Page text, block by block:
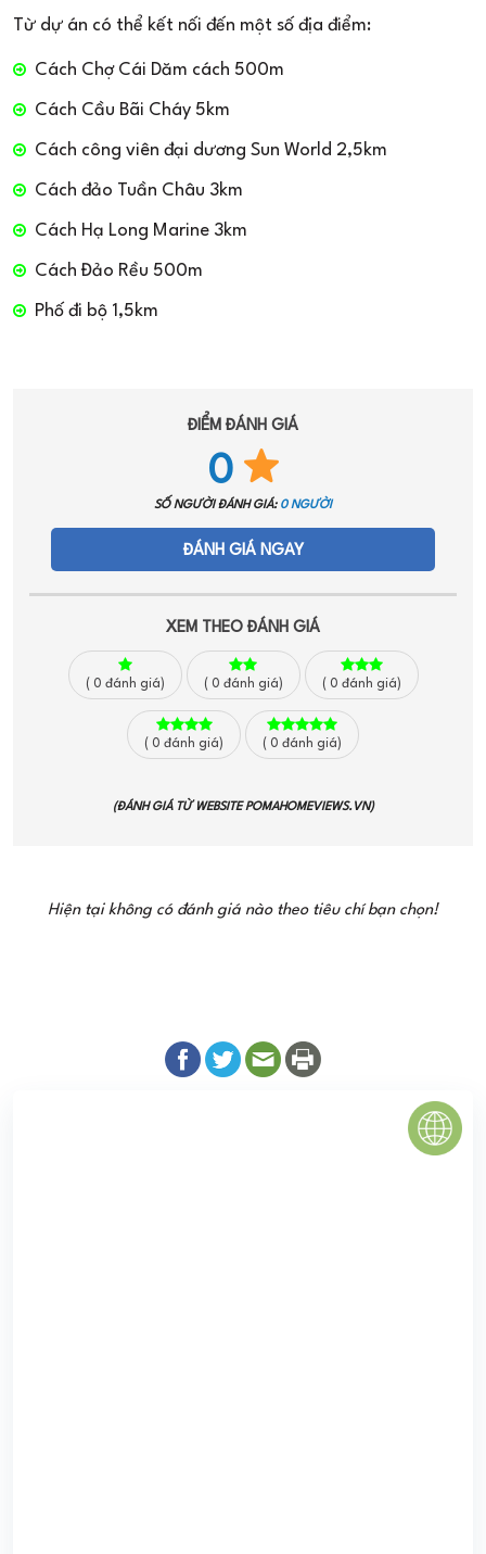
Từ dự án có thể kết nối đến một số địa điểm:
Cách Chợ Cái Dăm cách 500m
Cách Cầu Bãi Cháy 5km
Cách công viên đại dương Sun World 2,5km
Cách đảo Tuần Châu 3km
Cách Hạ Long Marine 3km
Cách Đảo Rều 500m
Phố đi bộ 1,5km
ĐIỂM ĐÁNH GIÁ
0
SỐ NGƯỜI ĐÁNH GIÁ: 0 NGƯỜI
ĐÁNH GIÁ NGAY
XEM THEO ĐÁNH GIÁ
( 0 đánh giá) ( 0 đánh giá) ( 0 đánh giá)
( 0 đánh giá) ( 0 đánh giá)
(ĐÁNH GIÁ TỪ WEBSITEPOMAHOMEVIEWS.VN)
Hiện tại không có đánh giá nào theo tiêu chí bạn chọn!